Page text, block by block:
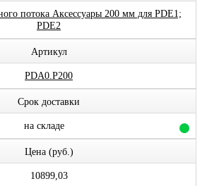
потока Аксессуары 200 мм для PDE1;
PDE2
Артикул
PDA0.P200
Срок доставки
на складе
Цена (руб.)
10899,03